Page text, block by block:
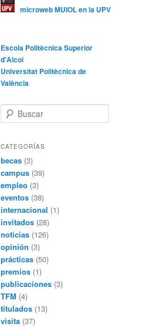
microweb MUIOL en la UPV
Escola Politècnica Superior
d'Alcoi
Universitat Politècnica de
València
u
c
r
CATEGORÍAS
becas (3)
campus (39)
empleo (3)
eventos (38)
internacional (1)
invitados (28)
noticias (126)
opinión (3)
prácticas (50)
premios (1)
publicaciones (3)
TFM (4)
titulados (13)
visita (37)